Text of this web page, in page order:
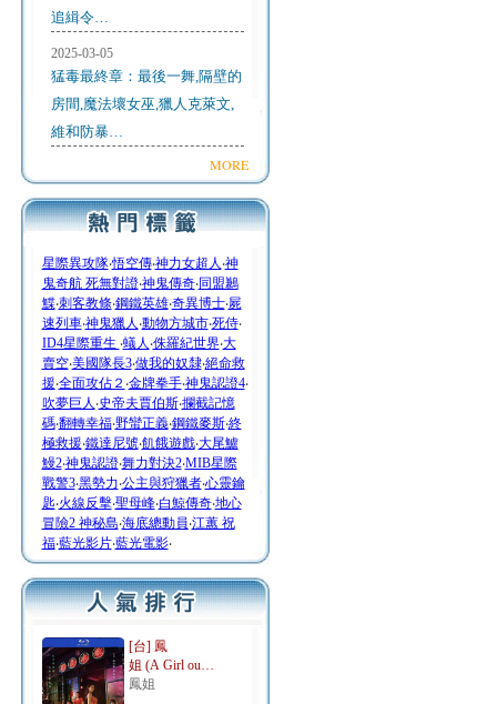
追緝令…
2025-03-05
猛毒最終章：最後一舞,隔壁的
房間,魔法壞女巫,獵人克萊文,
維和防暴…
MORE
星際異攻隊‧悟空傳‧神力女超人 ‧神
鬼奇航 死無對證‧神鬼傳奇‧同盟鶼
鰈‧刺客教條‧鋼鐵英雄‧奇異博士‧屍
速列車‧神鬼獵人 ‧動物方城市‧死侍‧
ID4星際重生 ‧蟻人 ‧侏羅紀世界‧大
賣空‧美國隊長3‧做我的奴隸‧絕命救
援‧全面攻佔２ ‧金牌拳手‧神鬼認證4‧
吹夢巨人 ‧史帝夫賈伯斯‧攔截記憶
碼‧翻轉幸福‧野蠻正義‧鋼鐵麥斯‧終
極救援‧鐵達尼號‧飢餓遊戲‧大尾鱸
鰻2‧神鬼認證‧舞力對決2‧MIB星際
戰警3‧黑勢力‧公主與狩獵者‧心靈鑰
匙‧火線反擊‧聖母峰‧白鯨傳奇‧地心
冒險2 神秘島‧海底總動員‧江蕙 祝
福‧藍光影片‧藍光電影‧
[台] 鳳
姐 (A Girl ou…
鳳姐